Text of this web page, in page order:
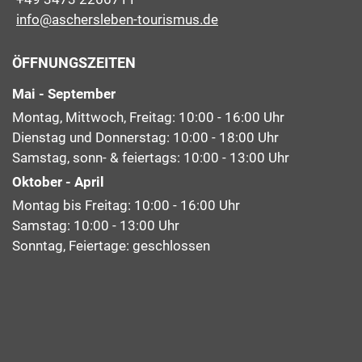
info@aschersleben-tourismus.de
ÖFFNUNGSZEITEN
Mai - September
Montag, Mittwoch, Freitag: 10:00 - 16:00 Uhr
Dienstag und Donnerstag: 10:00 - 18:00 Uhr
Samstag, sonn- & feiertags: 10:00 - 13:00 Uhr
Oktober - April
Montag bis Freitag: 10:00 - 16:00 Uhr
Samstag: 10:00 - 13:00 Uhr
Sonntag, Feiertage: geschlossen